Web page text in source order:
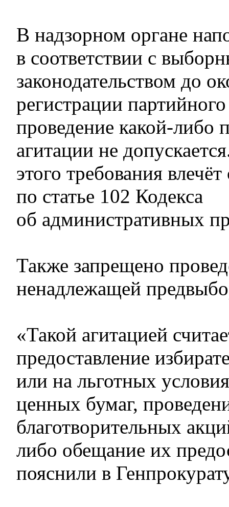
В надзорном органе
в соответствии с
законодательством до
регистрации
проведение какой-либо
агитации не
этого требования
по статье 102 Кодекса
об административных
Также запрещено
ненадлежащей
«Такой агитацией
предоставление
или на льготных
ценных бумаг,
благотворительных
либо обещание их
пояснили в